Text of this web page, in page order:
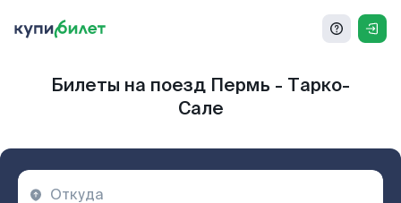
Билеты на поезд Пермь - Тарко-
Сале